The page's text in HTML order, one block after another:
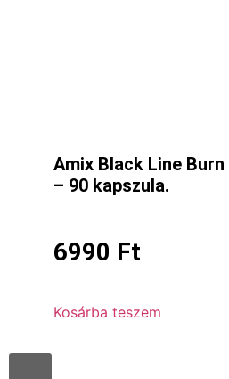
Amix Black Line
– 90 kapszula.
6990 Ft
Kosárba teszem